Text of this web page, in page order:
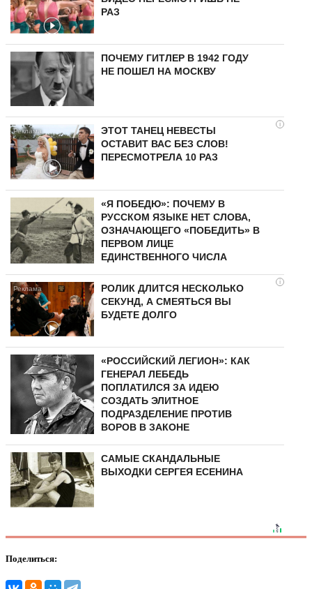
РАЗ
ПОЧЕМУ ГИТЛЕР В 1942 ГОДУ
НЕ ПОШЕЛ НА МОСКВУ
i
ЭТОТ ТАНЕЦ НЕВЕСТЫ
ОСТАВИТ ВАС БЕЗ СЛОВ!
ПЕРЕСМОТРЕЛА 10 РАЗ
«Я ПОБЕДЮ»: ПОЧЕМУ В
РУССКОМ ЯЗЫКЕ НЕТ СЛОВА,
ОЗНАЧАЮЩЕГО «ПОБЕДИТЬ» В
ПЕРВОМ ЛИЦЕ
ЕДИНСТВЕННОГО ЧИСЛА
i
РОЛИК ДЛИТСЯ НЕСКОЛЬКО
СЕКУНД, А СМЕЯТЬСЯ ВЫ
БУДЕТЕ ДОЛГО
«РОССИЙСКИЙ ЛЕГИОН»: КАК
ГЕНЕРАЛ ЛЕБЕДЬ
ПОПЛАТИЛСЯ ЗА ИДЕЮ
СОЗДАТЬ ЭЛИТНОЕ
ПОДРАЗДЕЛЕНИЕ ПРОТИВ
ВОРОВ В ЗАКОНЕ
САМЫЕ СКАНДАЛЬНЫЕ
ВЫХОДКИ СЕРГЕЯ ЕСЕНИНА
Поделиться: